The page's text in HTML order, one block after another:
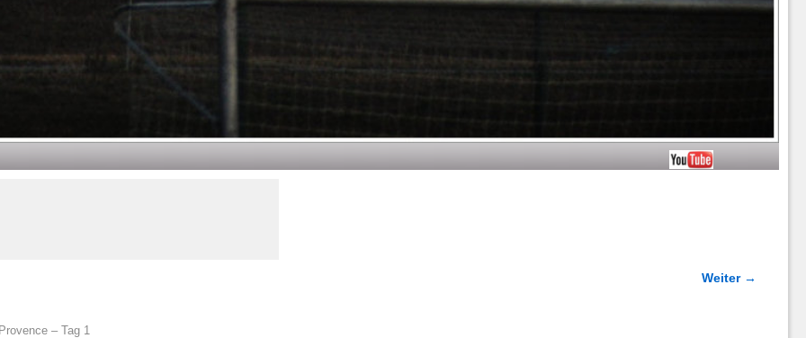
Weiter →
– Tag 1